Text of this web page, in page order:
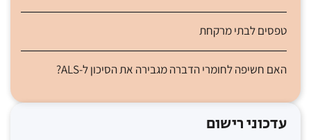
טפסים לבתי מרקחת
האם חשיפה לחומרי הדברה מגבירה את הסיכון ל-ALS?
עדכוני רישום